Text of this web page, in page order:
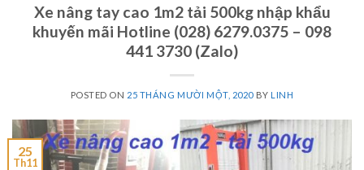
Xe nâng tay cao 1m2 tải 500kg nhập khẩu
khuyến mãi Hotline (028) 6279.0375 – 098
441 3730 (Zalo)
POSTED ON 25 THÁNG MƯỜI MỘT, 2020 BYLINH
25
Th11